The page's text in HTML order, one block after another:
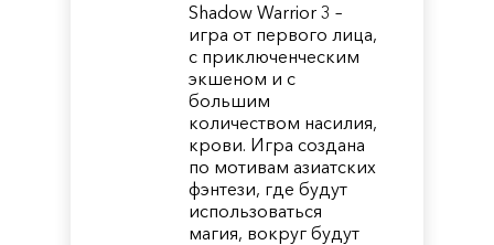
Shadow Warrior 3 –
игра от первого лица,
с приключенческим
экшеном и с
большим
количеством насилия,
крови. Игра создана
по мотивам азиатских
фэнтези, где будут
использоваться
магия, вокруг будут